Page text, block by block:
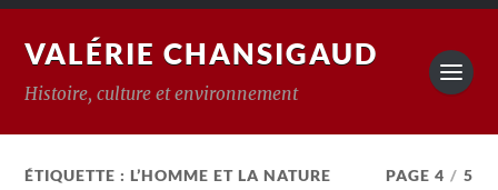
VALÉRIE CHANSIGAUD
Histoire, culture et environnement
ÉTIQUETTE :L’HOMME ET LA NATURE PAGE 4 / 5